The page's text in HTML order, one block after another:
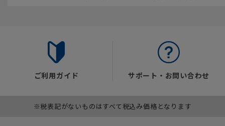
ご利用ガイド サポート・お問い合わせ
※税表記がないものはすべて税込み価格となります